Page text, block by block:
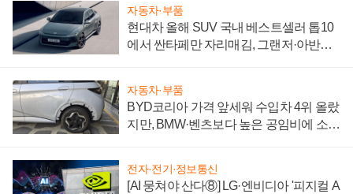
자동차·부품
현대차 올해 SUV 국내 베스트셀러 톱10
에서 싼타페만 자리매김, 그랜저·아반떼
자동차·부품
BYD코리아 가격 앞세워 수입차 4위 올랐
지만, BMW·벤츠보다 높은 공임비에 소비
전자·전기·정보통신
[AI 뭉쳐야 산다⑧] LG·엔비디아 '피지컬 A